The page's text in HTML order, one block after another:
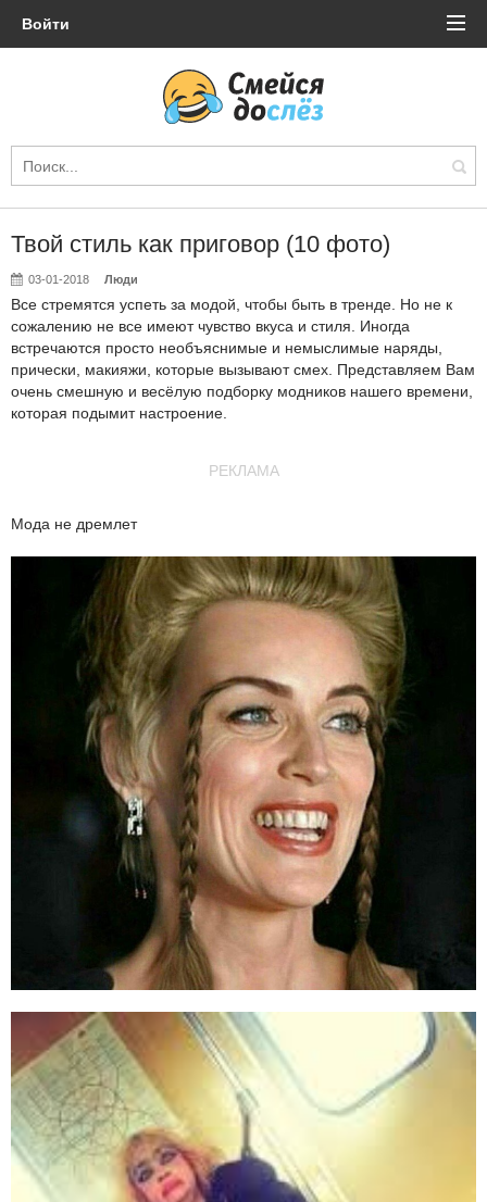
Войти
Твой стиль как приговор (10 фото)
03-01-2018 Люди
Все стремятся успеть за модой, чтобы быть в тренде. Но не к
сожалению не все имеют чувство вкуса и стиля. Иногда
встречаются просто необъяснимые и немыслимые наряды,
прически, макияжи, которые вызывают смех. Представляем Вам
очень смешную и весёлую подборку модников нашего времени,
которая подымит настроение.
РЕКЛАМА
Мода не дремлет